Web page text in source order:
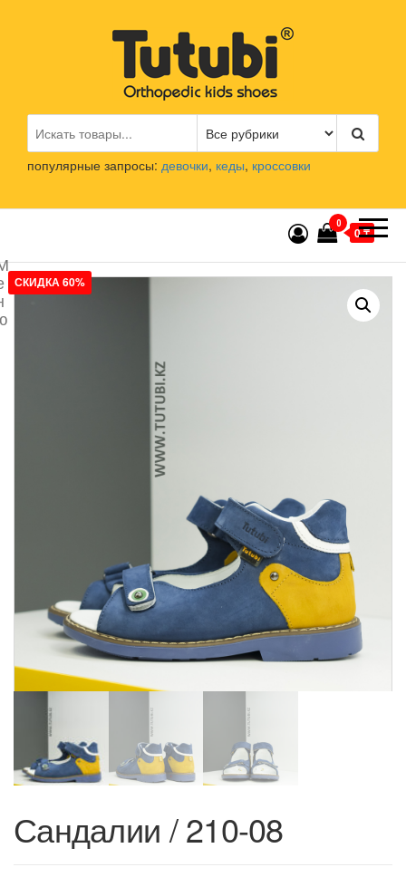
Tutubi.kz
Детская и подростковая
ортопедическая обувь
популярные запросы: девочки, кеды, кроссовки
0
0 ₸
СКИДКА 60%
Сандалии / 210-08